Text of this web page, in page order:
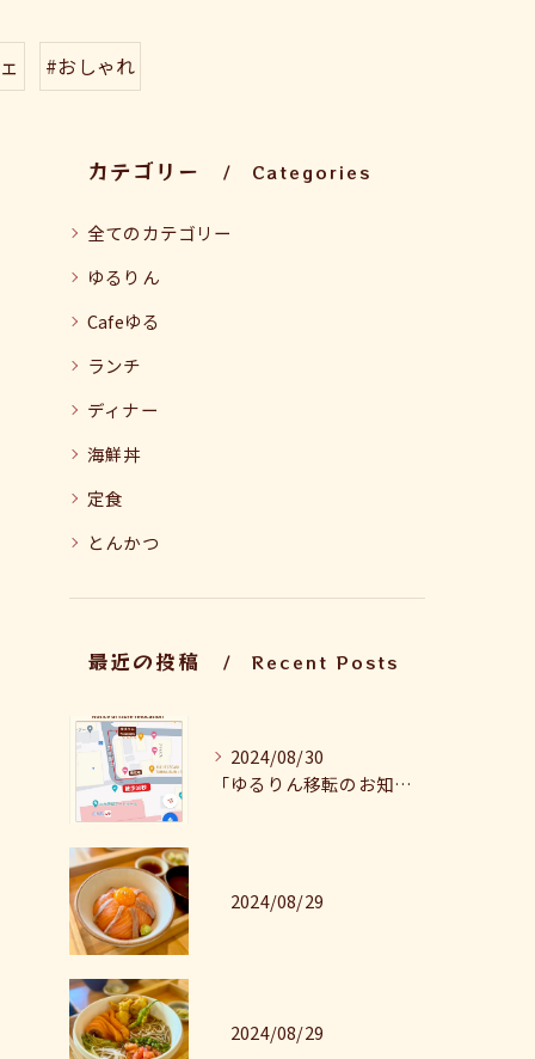
#おしゃれ
カテゴリー Categories
全てのカテゴリー
ゆるりん
Cafeゆる
ランチ
ディナー
海鮮丼
定食
とんかつ
最近の投稿 Recent Posts
2024/08/30
「ゆるりん移転のお知らせ」
2024/08/29
2024/08/29